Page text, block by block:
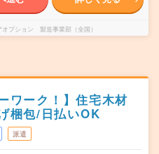
プション 製造事業部（全国）
ワーク！】住宅木材
梱包/日払いOK
派遣